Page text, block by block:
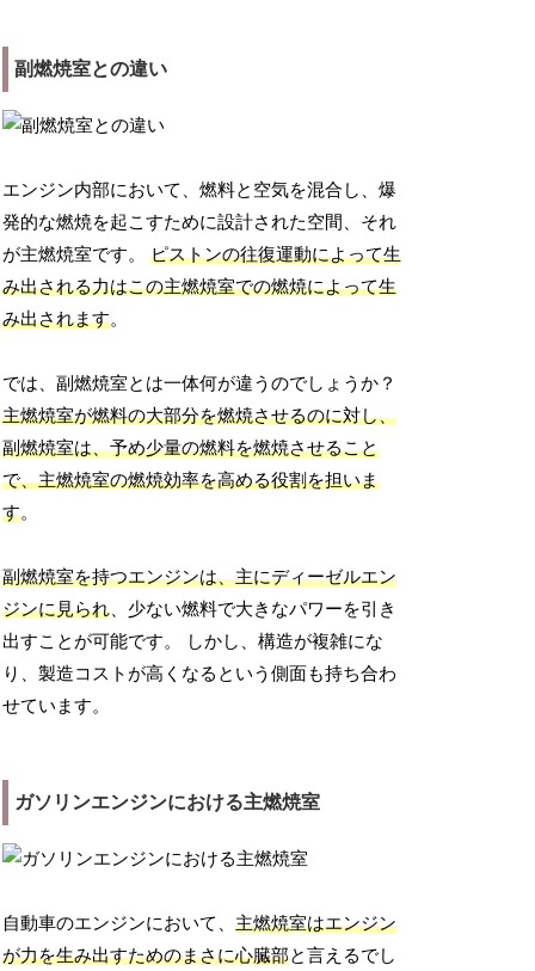
副燃焼室との違い
エンジン内部において、燃料と空気を混合し、爆
発的な燃焼を起こすために設計された空間、それ
が主燃焼室です。ピストンの往復運動によって生
み出される力はこの主燃焼室での燃焼によって生
み出されます。
では、副燃焼室とは一体何が違うのでしょうか？
主燃焼室が燃料の大部分を燃焼させるのに対し、
副燃焼室は、予め少量の燃料を燃焼させること
で、主燃焼室の燃焼効率を高める役割を担いま
す。
副燃焼室を持つエンジンは、主にディーゼルエン
ジンに見られ 、少ない燃料で大きなパワーを引き
出すことが可能です。 しかし、構造が複雑にな
り、製造コストが高くなるという側面も持ち合わ
せています。
ガソリンエンジンにおける主燃焼室
自動車のエンジンにおいて、主燃焼室はエンジン
が力を生み出すためのまさに心臓部と言えるでし